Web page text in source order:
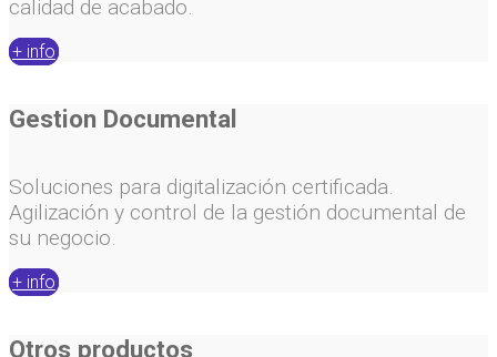
calidad de acabado.
+ info
Gestion Documental
Soluciones para digitalización certificada.
Agilización y control de la gestión documental de
su negocio.
+ info
Otros productos